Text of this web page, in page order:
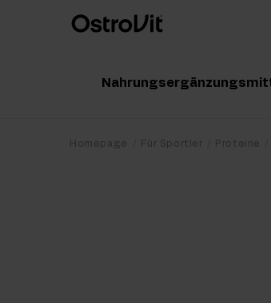
Homepage Für Sportler Proteine